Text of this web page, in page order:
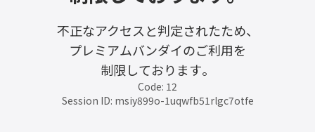
不正なアクセスと判定されたため、
プレミアムバンダイのご利用を
制限しております。
Code: 12
Session ID: msiy899o-1uqwfb51rlgc7otfe